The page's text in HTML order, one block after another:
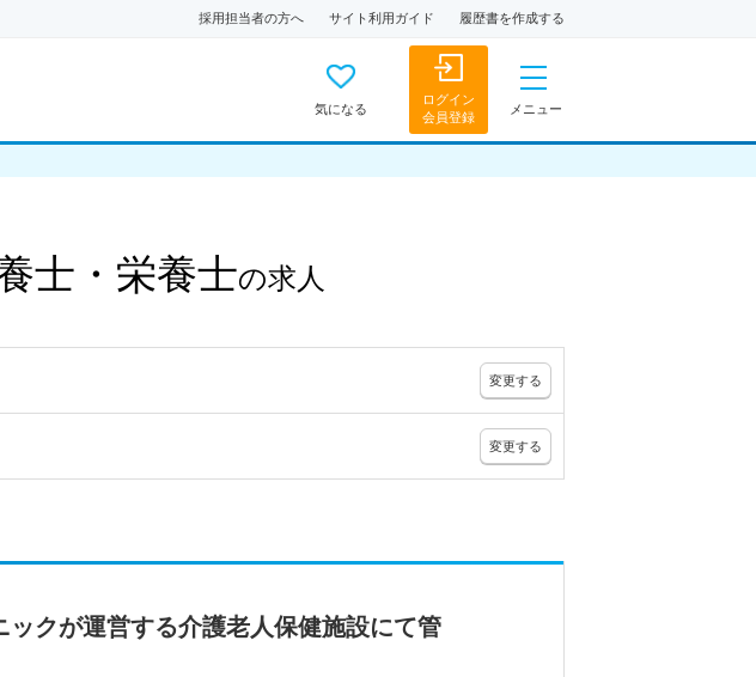
採用担当者の方へ サイト利用ガイド 履歴書を作成する
気になる
ログイン
会員登録
メニュー
士・栄養士の求人
変更する
変更する
ックが運営する介護老人保健施設にて管